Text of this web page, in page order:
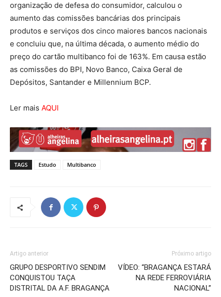
organização de defesa do consumidor, calculou o
aumento das comissões bancárias dos principais
produtos e serviços dos cinco maiores bancos nacionais
e concluiu que, na última década, o aumento médio do
preço do cartão multibanco foi de 163%. Em causa estão
as comissões do BPI, Novo Banco, Caixa Geral de
Depósitos, Santander e Millennium BCP.
Ler mais AQUI
TAGS Estudo Multibanco
Artigo anterior
GRUPO DESPORTIVO SENDIM
CONQUISTOU TAÇA
DISTRITAL DA A.F. BRAGANÇA
Próximo artigo
VÍDEO: “BRAGANÇA ESTARÁ
NA REDE FERROVIÁRIA
NACIONAL”